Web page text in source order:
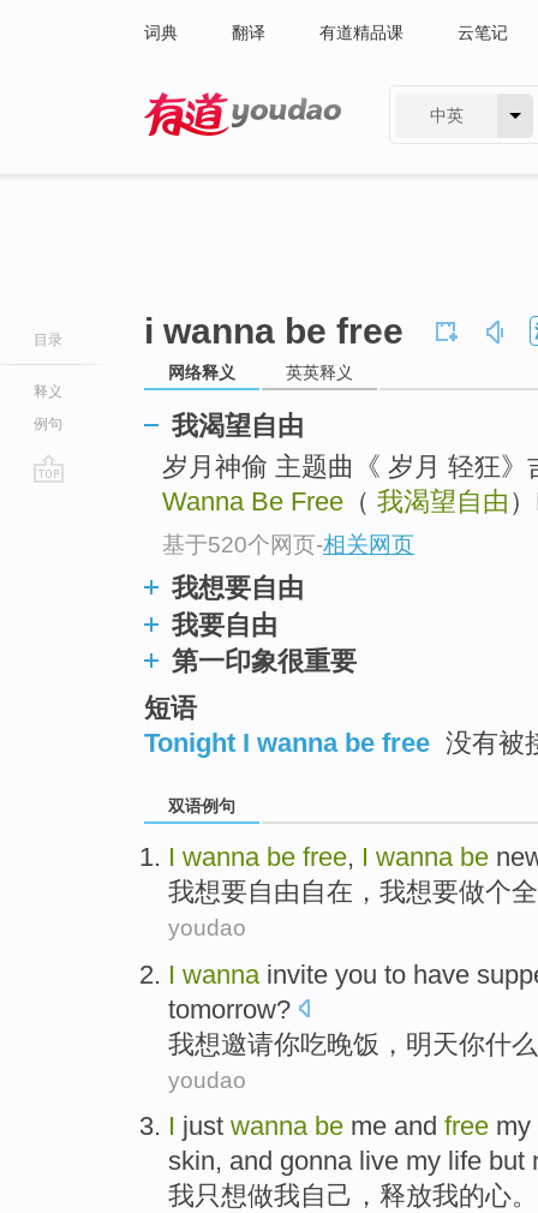
词典 翻译 有道精品课 云笔记
中英
目录
释义
例句
i wanna be free
网络释义 英英释义
我渴望自由
岁月神偷 主题曲《 岁月 轻狂
Wanna Be Free （ 我渴望自由
基于520个网页-相关网页
我想要自由
我要自由
第一印象很重要
短语
Tonight I wanna be free 没有被
双语例句
I wanna be free, I wanna be
我想要自由自在 ，我想要做个
youdao
I wanna invite you to have
tomorrow?
我想邀请你吃晚饭，明天你什
youdao
I just wanna be me and free my
skin, and gonna live my life but
我只想做我自己， 释放我的心。